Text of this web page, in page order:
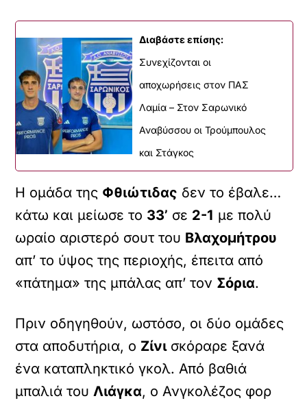
Διαβάστε επίσης:
Συνεχίζονται οι
αποχωρήσεις στον ΠΑΣ
Λαμία – Στον Σαρωνικό
Αναβύσσου οι Τρούμπουλος
και Στάγκος
Η ομάδα της Φθιώτιδας δεν το έβαλε…
κάτω και μείωσε το 33’ σε 2-1 με πολύ
ωραίο αριστερό σουτ του Βλαχομήτρου
απ’ το ύψος της περιοχής, έπειτα από
«πάτημα» της μπάλας απ’ τον Σόρια.
Πριν οδηγηθούν, ωστόσο, οι δύο ομάδες
στα αποδυτήρια, ο Ζίνισκόραρε ξανά
ένα καταπληκτικό γκολ. Από βαθιά
μπαλιά τουΛιάγκα, ο Ανγκολέζος φορ